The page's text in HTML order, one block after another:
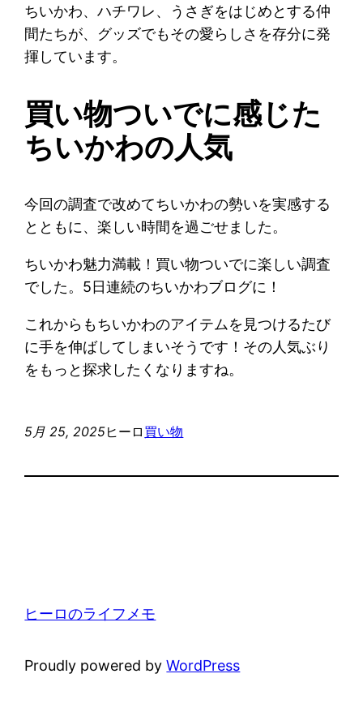
ちいかわ、ハチワレ、うさぎをはじめとする仲
間たちが、グッズでもその愛らしさを存分に発
揮しています。
買い物ついでに感じた
ちいかわの人気
今回の調査で改めてちいかわの勢いを実感する
とともに、楽しい時間を過ごせました。
ちいかわ魅力満載！買い物ついでに楽しい調査
でした。5日連続のちいかわブログに！
これからもちいかわのアイテムを見つけるたび
に手を伸ばしてしまいそうです！その人気ぶり
をもっと探求したくなりますね。
5月 25, 2025ヒーロ 買い物
ヒーロのライフメモ
Proudly powered byWordPress